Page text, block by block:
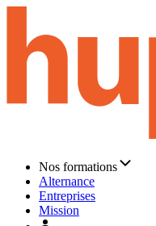
Nos formations
Alternance
Entreprises
Mission